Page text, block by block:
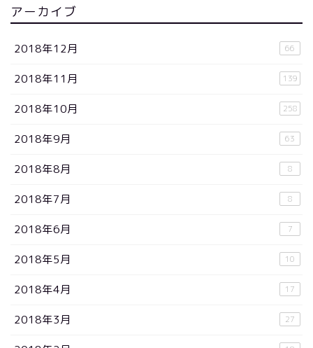
アーカイブ
2018年12月 66
2018年11月 139
2018年10月 258
2018年9月 63
2018年8月 8
2018年7月 8
2018年6月 7
2018年5月 10
2018年4月 17
2018年3月 27